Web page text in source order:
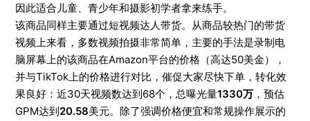
因此适合儿童、青少年和摄影初学者拿来练手。
该商品同样主要通过短视频达人带货。从商品较热门的带货
视频上来看，多数视频拍摄非常简单，主要的手法是录制电
脑屏幕上的该商品在Amazon平台的价格（高达50美金），
并与TikTok上的价格进行对比，催促大家尽快下单，转化效
果良好：近30天视频数达到68个，总曝光量1330万 ，预估
GPM达到20.58美元。除了强调价格便宜和常规操作展示的